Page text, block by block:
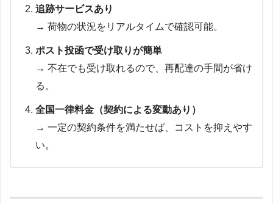
追跡サービスあり
→ 荷物の状況をリアルタイムで確認可能。
ポスト投函で受け取りが簡単
→ 不在でも受け取れるので、再配達の手間が省け
る。
全国一律料金（契約による変動あり）
→ 一定の契約条件を満たせば、コストを抑えやす
い。